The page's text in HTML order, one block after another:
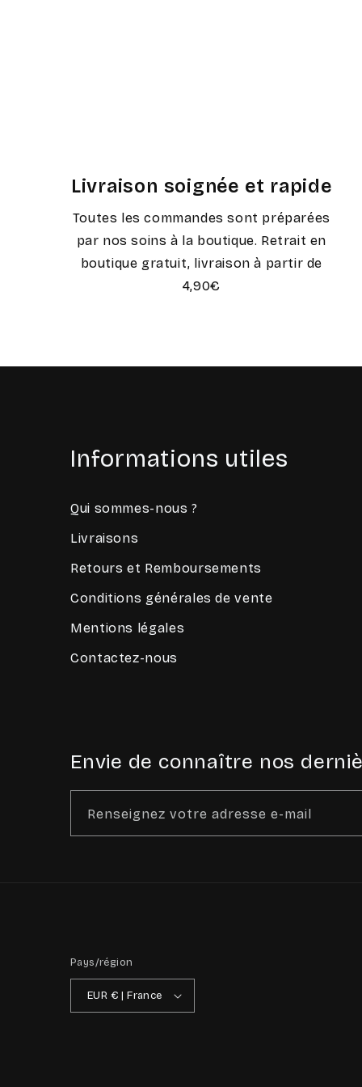
Livraison soignée et rapide
Toutes les commandes sont préparées
par nos soins à la boutique. Retrait en
boutique gratuit, livraison à partir de
4,90€
Informations utiles
Qui sommes-nous ?
Livraisons
Retours et Remboursements
Conditions générales de vente
Mentions légales
Contactez-nous
Envie de connaître nos
Renseignez votre adresse e-mail
Pays/région
EUR € | France